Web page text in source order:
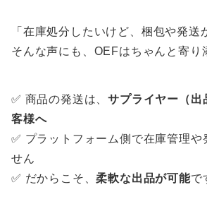
「在庫処分したいけど、梱包や発送
そんな声にも、OEFはちゃんと寄り
✅ 商品の発送は、サプライヤー（出
客様へ
✅ プラットフォーム側で在庫管理や
せん
✅ だからこそ、柔軟な出品が可能で